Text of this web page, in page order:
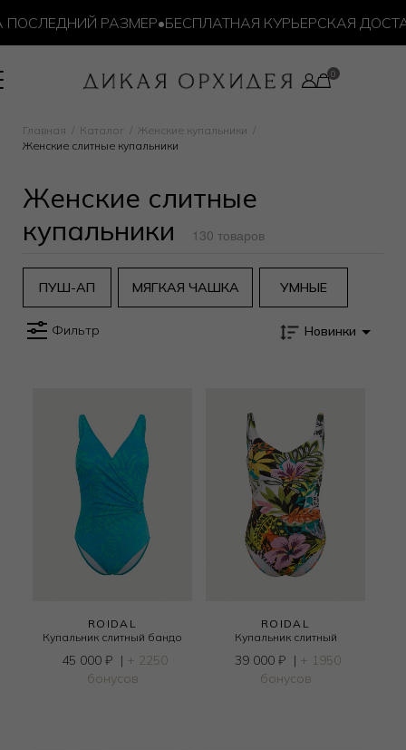
РАЗМЕР•БЕСПЛАТНАЯ КУРЬЕРСКАЯ
Главная Каталог
Женские купальники
Женские слитные купальники
Женские слитные
купальники
130 товаров
ПУШ-АП МЯГКАЯ ЧАШКА УМНЫЕ
Фильтр Новинки
ROIDAL
Купальник слитный бандо
45 000 ₽ | + 2250
бонусов
ROIDAL
Купальник слитный
39 000 ₽ | + 1950
бонусов